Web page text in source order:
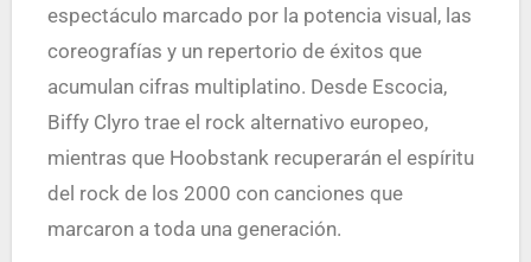
espectáculo marcado por la potencia visual, las
coreografías y un repertorio de éxitos que
acumulan cifras multiplatino. Desde Escocia,
Biffy Clyro trae el rock alternativo europeo,
mientras que Hoobstank recuperarán el espíritu
del rock de los 2000 con canciones que
marcaron a toda una generación.